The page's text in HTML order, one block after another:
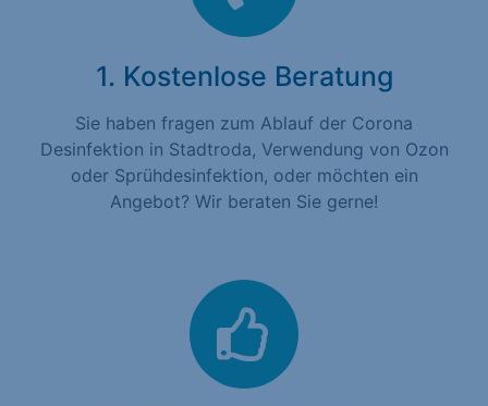
1. Kostenlose Beratung
Sie haben fragen zum Ablauf der Corona
Desinfektion in Stadtroda, Verwendung von Ozon
oder Sprühdesinfektion, oder möchten ein
Angebot? Wir beraten Sie gerne!